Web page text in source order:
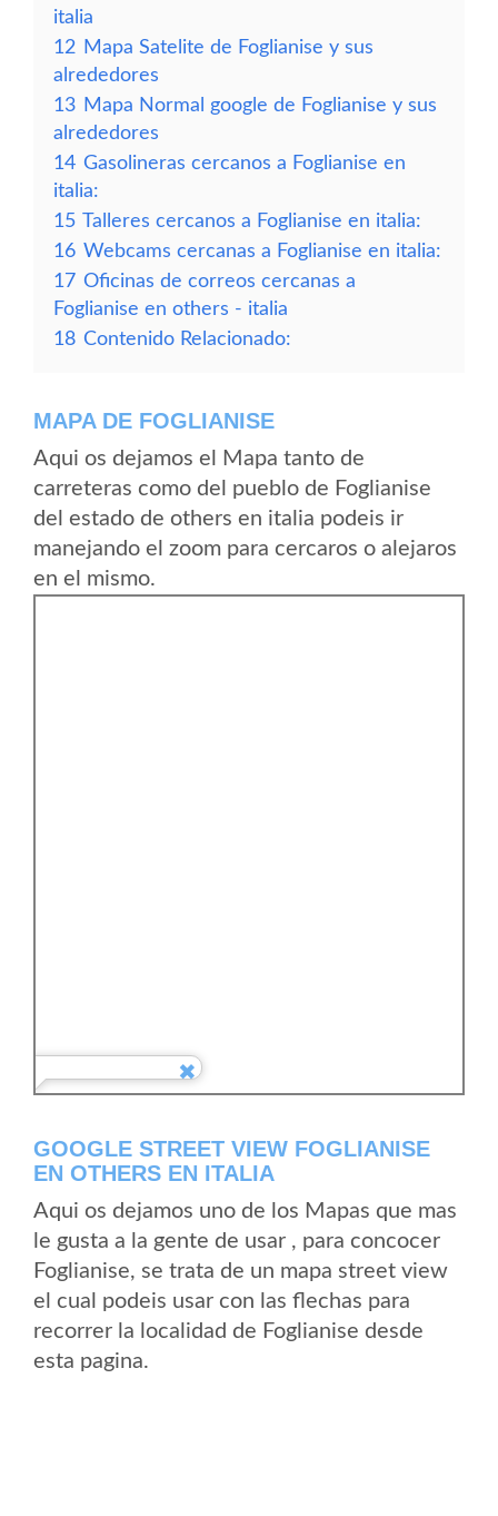
italia
12 Mapa Satelite de Foglianise y sus
alrededores
13 Mapa Normal google de Foglianise y sus
alrededores
14 Gasolineras cercanos a Foglianise en
italia:
15 Talleres cercanos a Foglianise en italia:
16 Webcams cercanas a Foglianise en italia:
17 Oficinas de correos cercanas a
Foglianise en others - italia
18 Contenido Relacionado:
MAPA DE FOGLIANISE
Aqui os dejamos el Mapa tanto de
carreteras como del pueblo de Foglianise
del estado de others en italia podeis ir
manejando el zoom para cercaros o alejaros
en el mismo.
GOOGLE STREET VIEW FOGLIANISE
EN OTHERS EN ITALIA
Aqui os dejamos uno de los Mapas que mas
le gusta a la gente de usar , para concocer
Foglianise, se trata de un mapa street view
el cual podeis usar con las flechas para
recorrer la localidad de Foglianise desde
esta pagina.